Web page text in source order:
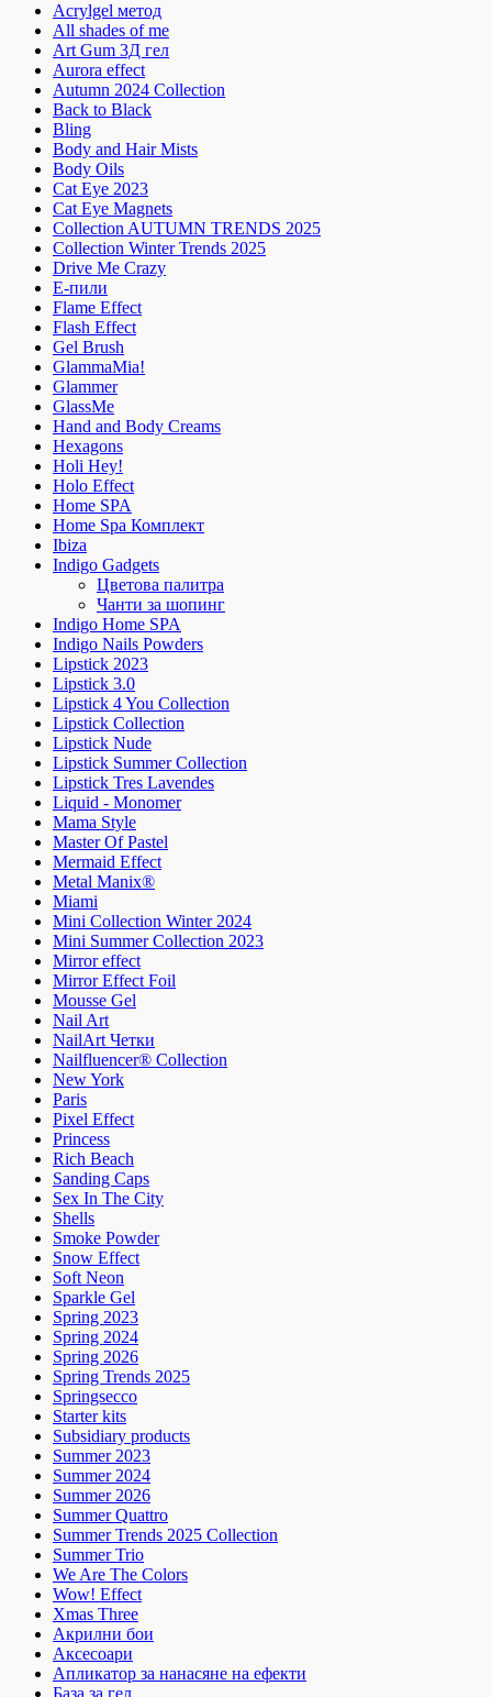
Acrylgel метод
All shades of me
Art Gum 3Д гел
Aurora effect
Autumn 2024 Collection
Back to Black
Bling
Body and Hair Mists
Body Oils
Cat Eye 2023
Cat Eye Magnets
Collection AUTUMN TRENDS 2025
Collection Winter Trends 2025
Drive Me Crazy
E-пили
Flame Effect
Flash Effect
Gel Brush
GlammaMia!
Glammer
GlassMe
Hand and Body Creams
Hexagons
Holi Hey!
Holo Effect
Home SPA
Home Spa Комплект
Ibiza
Indigo Gadgets
Цветова палитра
Чанти за шопинг
Indigo Home SPA
Indigo Nails Powders
Lipstick 2023
Lipstick 3.0
Lipstick 4 You Collection
Lipstick Collection
Lipstick Nude
Lipstick Summer Collection
Lipstick Tres Lavendes
Liquid - Monomer
Mama Style
Master Of Pastel
Mermaid Effect
Metal Manix®
Miami
Mini Collection Winter 2024
Mini Summer Collection 2023
Mirror effect
Mirror Effect Foil
Mousse Gel
Nail Art
NailArt Четки
Nailfluencer® Collection
New York
Paris
Pixel Effect
Princess
Rich Beach
Sanding Caps
Sex In The City
Shells
Smoke Powder
Snow Effect
Soft Neon
Sparkle Gel
Spring 2023
Spring 2024
Spring 2026
Spring Trends 2025
Springsecco
Starter kits
Subsidiary products
Summer 2023
Summer 2024
Summer 2026
Summer Quattro
Summer Trends 2025 Collection
Summer Trio
We Are The Colors
Wow! Effect
Xmas Three
Акрилни бои
Аксесоари
Апликатор за нанасяне на ефекти